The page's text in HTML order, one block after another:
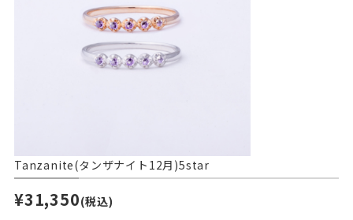
Tanzanite(タンザナイト12月)5star
¥31,350(税込)